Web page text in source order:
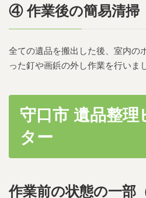
④ 作業後の簡易清掃
全ての遺品を搬出した後、室内の
った釘や画鋲の外し作業を行いま
守口市 遺品整理
ター
作業前の状態の一部